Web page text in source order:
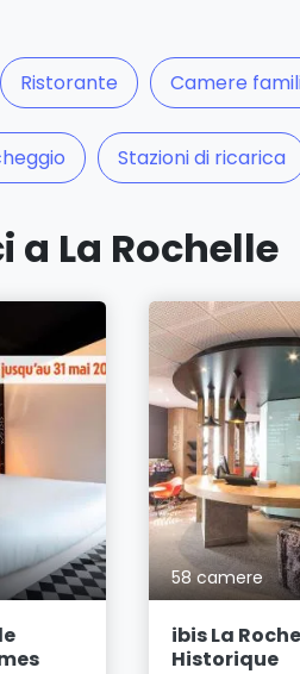
Ristorante Camere
Stazioni di ricarica
a La Rochelle
58 camere
ibis La
Historique